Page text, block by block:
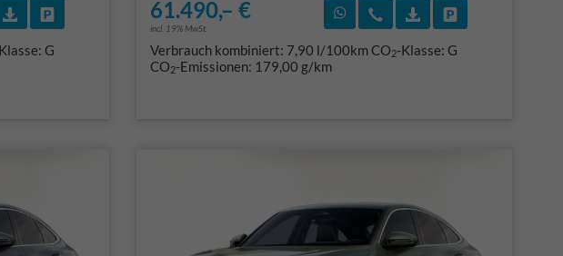
rufen Sie an
Fahrzeugexposé (PDF)
Fahrzeug parken
G
61.490,– €
incl. 19% MwSt.
Rückruf vereinbaren
Wir rufen Sie an
Fahrzeugexposé
Verbrauch kombiniert: 7,90 l/100kmCO2-Klasse: G
CO2-Emissionen: 179,00 g/km